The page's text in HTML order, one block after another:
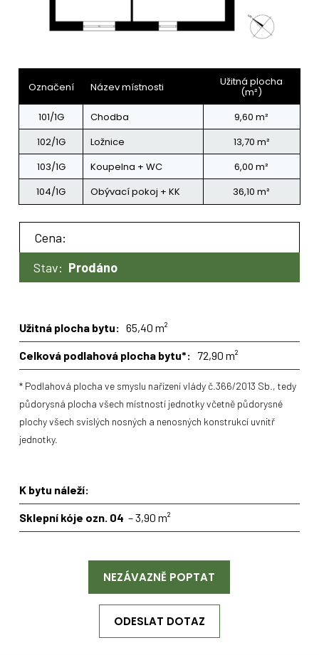
Označení Název místnosti Užitná plocha
(m²)
101/1G
Chodba
9,60 m²
102/1G
Ložnice
13,70 m²
103/1G
Koupelna + WC
6,00 m²
104/1G
Obývací pokoj + KK 36,10 m²
Cena:
Stav: Prodáno
Užitná plocha bytu: 65,40 m²
Celková podlahová plocha bytu*: 72,90 m²
* Podlahová plocha ve smyslu nařízení vlády č.366/2013 Sb., tedy
půdorysná plocha všech místností jednotky včetně půdorysné
plochy všech svislých nosných a nenosných konstrukcí uvnitř
jednotky.
K bytu náleží:
Sklepní kóje ozn. 04 – 3,90 m²
NEZÁVAZNĚ POPTAT
ODESLAT DOTAZ